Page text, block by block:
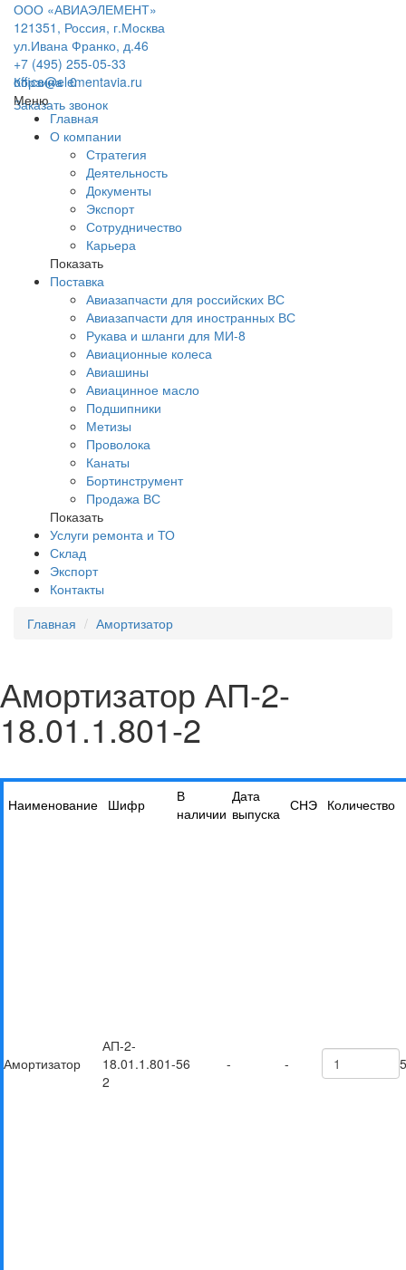
ООО «АВИАЭЛЕМЕНТ»
121351, Россия, г.Москва
ул.Ивана Франко, д.46
+7 (495) 255-05-33
office@elementavia.ru
Заказать звонок
Корзина0
Меню
Главная
О компании
Стратегия
Деятельность
Документы
Экспорт
Сотрудничество
Карьера
Показать
Поставка
Авиазапчасти для российских ВС
Авиазапчасти для иностранных ВС
Рукава и шланги для МИ-8
Авиационные колеса
Авиашины
Авиацинное масло
Подшипники
Метизы
Проволока
Канаты
Бортинструмент
Продажа ВС
Показать
Услуги ремонта и ТО
Склад
Экспорт
Контакты
Главная
Амортизатор
Амортизатор АП-2-
18.01.1.801-2
Наименование Шифр
В
наличии
Дата
выпуска СНЭ Количество
Амортизатор
АП-2-
18.01.1.801-
2
56 - -